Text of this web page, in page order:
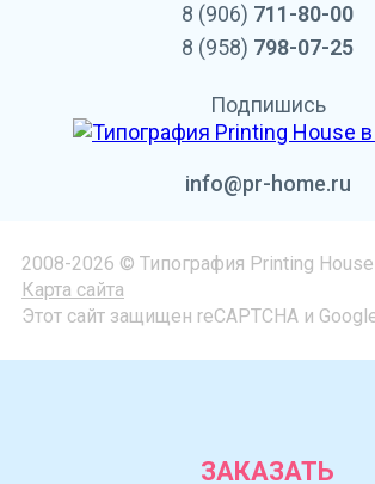
8 (906) 711-80-00
8 (958) 798-07-25
Подпишись
info@pr-home.ru
2008-2026 © Типография Printing
Карта сайта
Этот сайт защищен reCAPTCHA и
ЗАКАЗАТЬ